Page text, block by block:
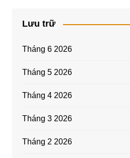
Lưu trữ
Tháng 6 2026
Tháng 5 2026
Tháng 4 2026
Tháng 3 2026
Tháng 2 2026